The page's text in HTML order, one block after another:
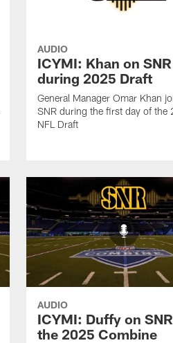
AUDIO
ICYMI: Khan on SNR
during 2025 Draft
General Manager Omar Khan
SNR during the first day of the
NFL Draft
AUDIO
ICYMI: Duffy on
the 2025 Combine